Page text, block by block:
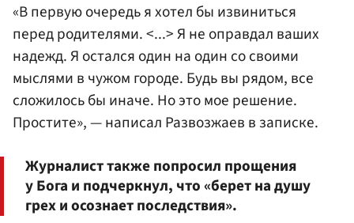
«В первую очередь я хотел бы извиниться
перед родителями. <...> Я не оправдал ваших
надежд. Я остался один на один со своими
мыслями в чужом городе. Будь вы рядом, все
сложилось бы иначе. Но это мое решение.
Простите», — написал Развозжаев в записке.
Журналист также попросил прощения
у Бога и подчеркнул, что «берет на душу
грех и осознает последствия».